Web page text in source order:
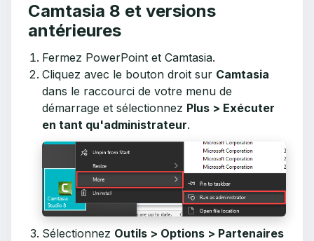
Camtasia 8 et versions
antérieures
Fermez PowerPoint et Camtasia.
Cliquez avec le bouton droit sur Camtasia
dans le raccourci de votre menu de
démarrage et sélectionnez Plus > Exécuter
en tant qu'administrateur.
Sélectionnez Outils > Options > Partenaires